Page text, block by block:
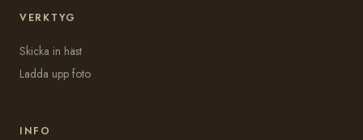
VERKTYG
Skicka in häst
Ladda upp foto
INFO